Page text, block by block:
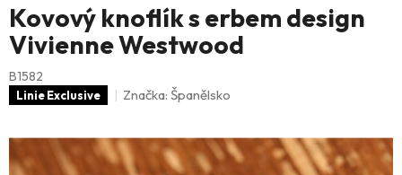
Kovový knoflík s erbem design
Vivienne Westwood
B1582
Linie Exclusive Značka:Španělsko